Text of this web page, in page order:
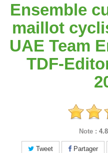
Ensemble
maillot
UAE Team
TDF-
Note :
Tweet Partager